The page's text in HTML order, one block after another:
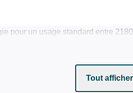
pour un usage standard entre
Tout afficher